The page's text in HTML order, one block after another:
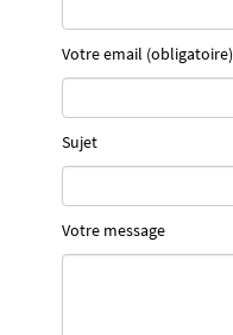
Votre email (obligatoire)
Sujet
Votre message